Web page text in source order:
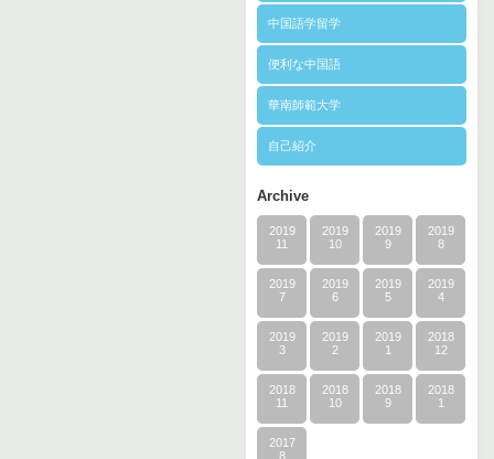
中国語学留学
便利な中国語
華南師範大学
自己紹介
Archive
2019
11
2019
10
2019
9
2019
8
2019
7
2019
6
2019
5
2019
4
2019
3
2019
2
2019
1
2018
12
2018
11
2018
10
2018
9
2018
1
2017
8